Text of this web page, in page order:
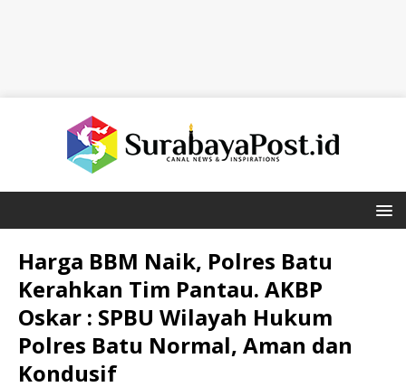
Harga BBM Naik, Polres Batu
Kerahkan Tim Pantau. AKBP
Oskar : SPBU Wilayah Hukum
Polres Batu Normal, Aman dan
Kondusif